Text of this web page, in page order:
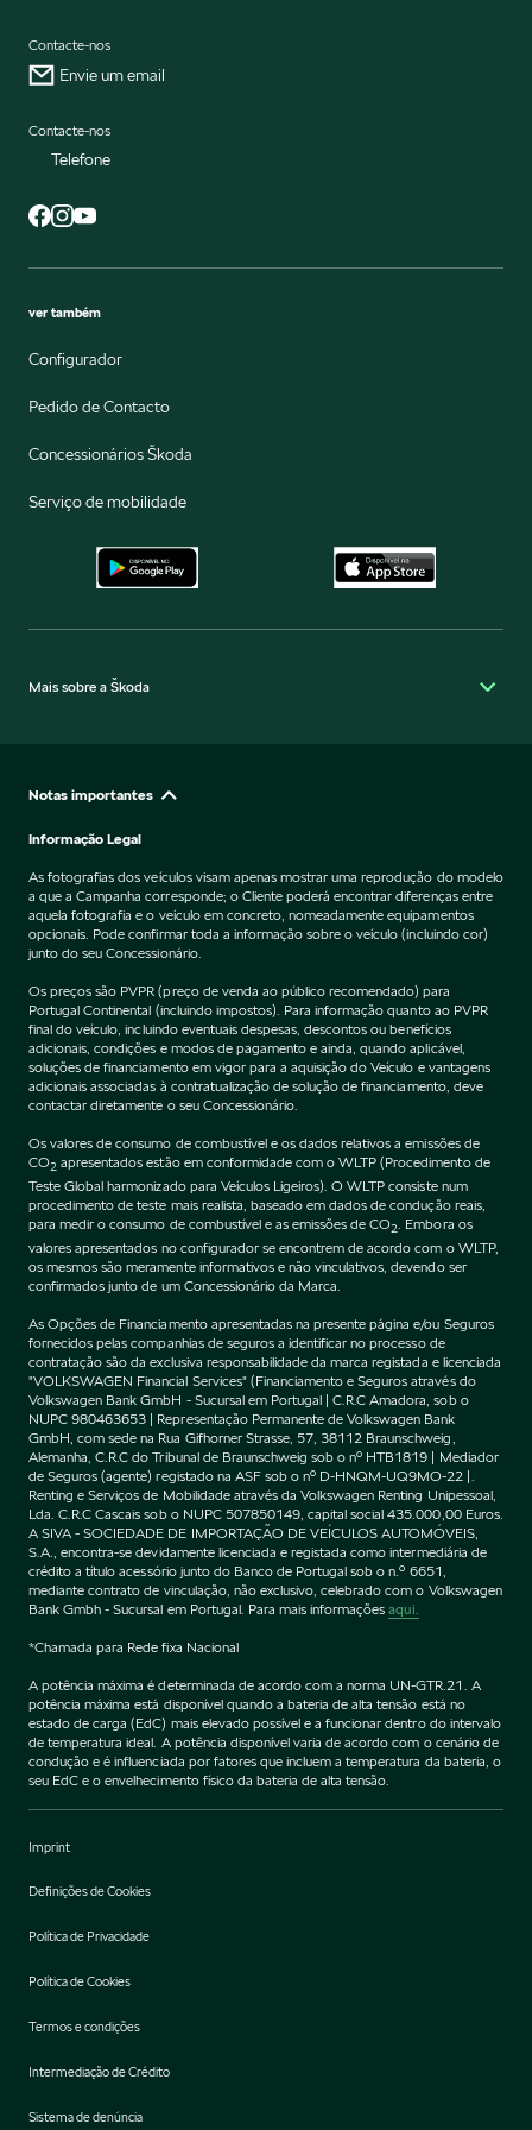
Contacte-nos
Envie um email
Contacte-nos
Telefone
ver também
Configurador
Pedido de Contacto
Concessionários Škoda
Serviço de mobilidade
Mais sobre a Škoda
Notas importantes
Informação Legal
As fotografias dos veículos visam apenas mostrar uma reprodução do modelo
a que a Campanha corresponde; o Cliente poderá encontrar diferenças entre
aquela fotografia e o veículo em concreto, nomeadamente equipamentos
opcionais. Pode confirmar toda a informação sobre o veículo (incluindo cor)
junto do seu Concessionário.
Os preços são PVPR (preço de venda ao público recomendado) para
Portugal Continental (incluindo impostos). Para informação quanto ao PVPR
final do veículo, incluindo eventuais despesas, descontos ou benefícios
adicionais, condições e modos de pagamento e ainda, quando aplicável,
soluções de financiamento em vigor para a aquisição do Veículo e vantagens
adicionais associadas à contratualização de solução de financiamento, deve
contactar diretamente o seu Concessionário.
Os valores de consumo de combustível e os dados relativos a emissões de
CO2 apresentados estão em conformidade com o WLTP (Procedimento de
Teste Global harmonizado para Veículos Ligeiros). O WLTP consiste num
procedimento de teste mais realista, baseado em dados de condução reais,
para medir o consumo de combustível e as emissões de CO2 . Embora os
valores apresentados no configurador se encontrem de acordo com o WLTP,
os mesmos são meramente informativos e não vinculativos, devendo ser
confirmados junto de um Concessionário da Marca.
As Opções de Financiamento apresentadas na presente página e/ou Seguros
fornecidos pelas companhias de seguros a identificar no processo de
contratação são da exclusiva responsabilidade da marca registada e licenciada
"VOLKSWAGEN Financial Services" (Financiamento e Seguros através do
Volkswagen Bank GmbH - Sucursal em Portugal | C.R.C Amadora, sob o
NUPC 980463653 | Representação Permanente de Volkswagen Bank
GmbH, com sede na Rua Gifhorner Strasse, 57, 38112 Braunschweig,
Alemanha, C.R.C do Tribunal de Braunschweig sob o nº HTB1819 | Mediador
de Seguros (agente) registado na ASF sob o nº D-HNQM-UQ9MO-22 |.
Renting e Serviços de Mobilidade através da Volkswagen Renting Unipessoal,
Lda. C.R.C Cascais sob o NUPC 507850149, capital social 435.000,00 Euros.
A SIVA - SOCIEDADE DE IMPORTAÇÃO DE VEÍCULOS AUTOMÓVEIS,
S.A., encontra-se devidamente licenciada e registada como intermediária de
crédito a título acessório junto do Banco de Portugal sob o n.º 6651,
mediante contrato de vinculação, não exclusivo, celebrado com o Volkswagen
Bank Gmbh - Sucursal em Portugal. Para mais informaçõesaqui.
*Chamada para Rede fixa Nacional
A potência máxima é determinada de acordo com a norma UN-GTR.21. A
potência máxima está disponível quando a bateria de alta tensão está no
estado de carga (EdC) mais elevado possível e a funcionar dentro do intervalo
de temperatura ideal. A potência disponível varia de acordo com o cenário de
condução e é influenciada por fatores que incluem a temperatura da bateria, o
seu EdC e o envelhecimento físico da bateria de alta tensão.
Imprint
Definições de Cookies
Política de Privacidade
Política de Cookies
Termos e condições
Intermediação de Crédito
Sistema de denúncia